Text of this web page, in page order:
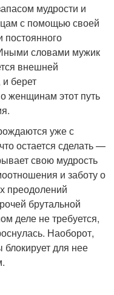
мудрости и
с помощью своей
постоянного
словами мужик
внешней
берет
женщинам этот путь
уже с
остается сделать —
свою мудрость
и заботу о
преодолений
брутальной
деле не требуется,
Наоборот,
для нее